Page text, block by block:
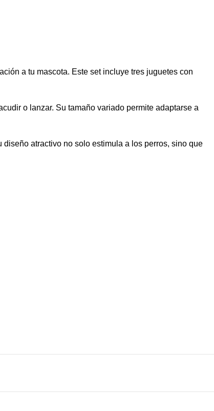
a tu mascota. Este set incluye tres juguetes con
o lanzar. Su tamaño variado permite adaptarse a
atractivo no solo estimula a los perros, sino que